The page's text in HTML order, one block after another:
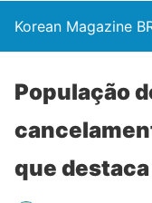
Korean Magazine
População
que